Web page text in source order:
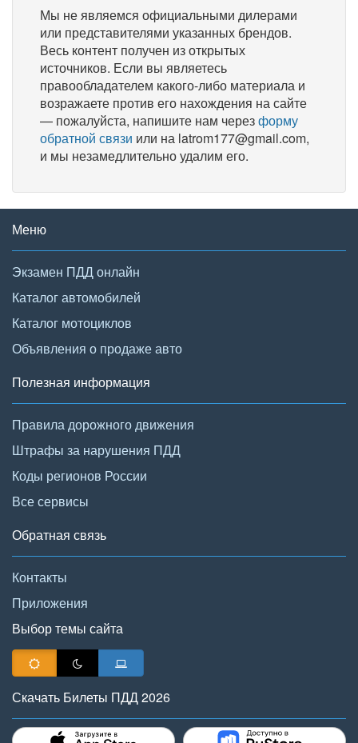
Мы не являемся официальными дилерами
или представителями указанных брендов.
Весь контент получен из открытых
источников. Если вы являетесь
правообладателем какого-либо материала и
возражаете против его нахождения на сайте
— пожалуйста, напишите нам черезформу
обратной связи или на latrom177@gmail.com,
и мы незамедлительно удалим его.
Меню
Экзамен ПДД онлайн
Каталог автомобилей
Каталог мотоциклов
Объявления о продаже авто
Полезная информация
Правила дорожного движения
Штрафы за нарушения ПДД
Коды регионов России
Все сервисы
Обратная связь
Контакты
Приложения
Выбор темы сайта
Скачать Билеты ПДД 2026